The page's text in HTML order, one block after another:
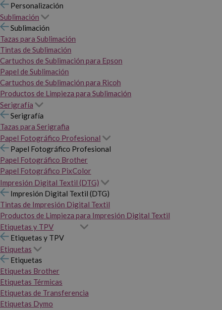
Personalización
Sublimación
Sublimación
Tazas para Sublimación
Tintas de Sublimación
Cartuchos de Sublimación para Epson
Papel de Sublimación
Cartuchos de Sublimación para Ricoh
Productos de Limpieza para Sublimación
Serigrafía
Serigrafía
Tazas para Serigrafia
Papel Fotográfico Profesional
Papel Fotográfico Profesional
Papel Fotográfico Brother
Papel Fotográfico PixColor
Impresión Digital Textil (DTG)
Impresión Digital Textil (DTG)
Tintas de Impresión Digital Textil
Productos de Limpieza para Impresión Digital Textil
Etiquetas y TPV
Etiquetas y TPV
Etiquetas
Etiquetas
Etiquetas Brother
Etiquetas Térmicas
Etiquetas de Transferencia
Etiquetas Dymo